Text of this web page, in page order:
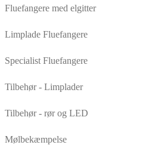
Fluefangere med elgitter
Limplade Fluefangere
Specialist Fluefangere
Tilbehør - Limplader
Tilbehør - rør og LED
Mølbekæmpelse